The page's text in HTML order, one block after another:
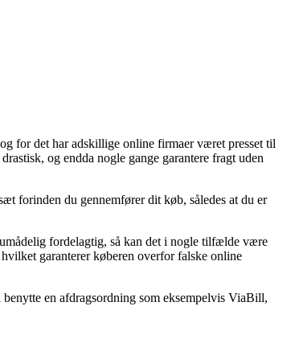
for det har adskillige online firmaer været presset til
og endda nogle gange garantere fragt uden
forinden du gennemfører dit køb, således at du er
fordelagtig, så kan det i nogle tilfælde være
garanterer køberen overfor falske online
en afdragsordning som eksempelvis ViaBill,